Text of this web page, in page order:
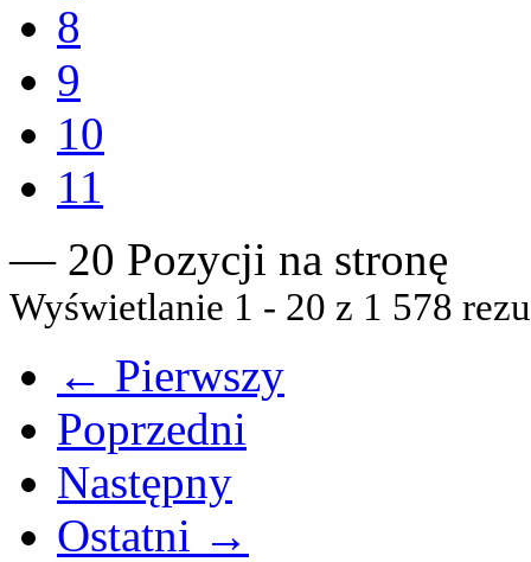
8
9
10
11
— 20 Pozycji na stronę
Wyświetlanie 1 - 20 z 1 578
← Pierwszy
Poprzedni
Następny
Ostatni →